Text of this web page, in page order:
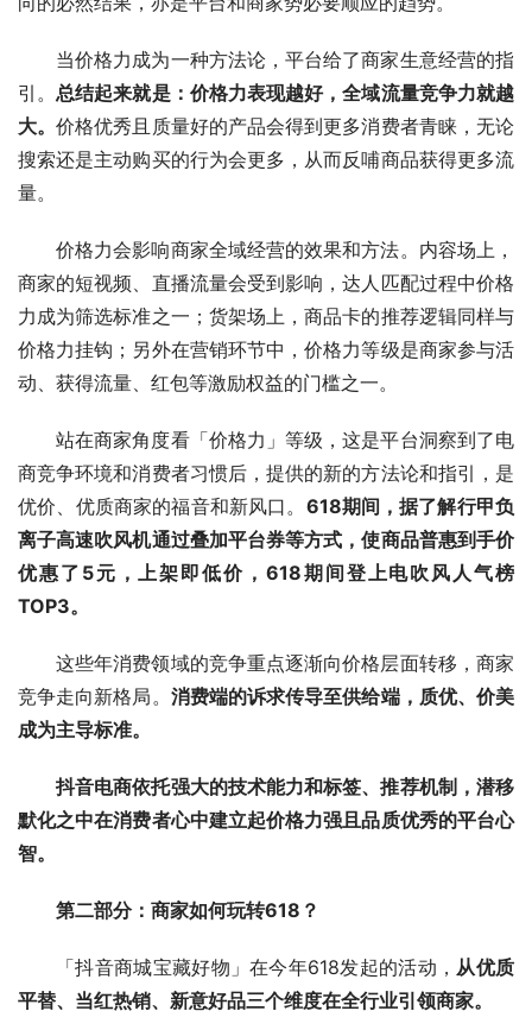
当价格力成为一种方法论，平台给了商家生意经营的指
引。 总结起来就是：价格力表现越好，全域流量竞争力就越
大。价格优秀且质量好的产品会得到更多消费者青睐，无论
搜索还是主动购买的行为会更多，从而反哺商品获得更多流
量。
价格力会影响商家全域经营的效果和方法。内容场上，
商家的短视频、直播流量会受到影响，达人匹配过程中价格
力成为筛选标准之一；货架场上，商品卡的推荐逻辑同样与
价格力挂钩；另外在营销环节中，价格力等级是商家参与活
动、获得流量、红包等激励权益的门槛之一。
站在商家角度看「价格力」等级，这是平台洞察到了电
商竞争环境和消费者习惯后，提供的新的方法论和指引，是
优价、优质商家的福音和新风口。 618期间，据了解行甲负
离子高速吹风机通过叠加平台券等方式，使商品普惠到手价
优惠了5元，上架即低价，618期间登上电吹风人气榜
TOP3。
这些年消费领域的竞争重点逐渐向价格层面转移，商家
竞争走向新格局。 消费端的诉求传导至供给端，质优、价美
成为主导标准。
抖音电商依托强大的技术能力和标签、推荐机制，潜移
默化之中在消费者心中建立起价格力强且品质优秀的平台心
智。
第二部分：商家如何玩转618？
「抖音商城宝藏好物」在今年618发起的活动， 从优质
平替、当红热销、新意好品三个维度在全行业引领商家。